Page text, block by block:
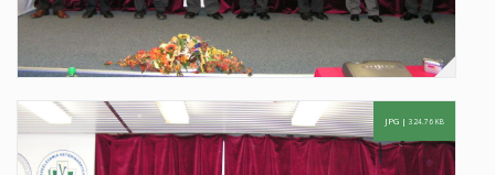
JPG | 324.76 KB